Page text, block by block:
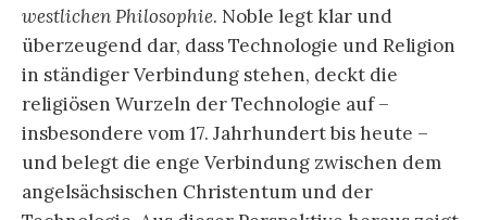
westlichen Philosophie. Noble legt klar und
überzeugend dar, dass Technologie und Religion
in ständiger Verbindung stehen, deckt die
religiösen Wurzeln der Technologie auf –
insbesondere vom 17. Jahrhundert bis heute –
und belegt die enge Verbindung zwischen dem
angelsächsischen Christentum und der